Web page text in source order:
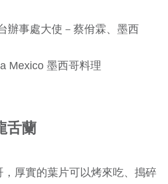
辦事處大使－蔡佾霖、墨西
Mexico 墨西哥料理
舌蘭
厚實的葉片可以烤來吃、搗碎